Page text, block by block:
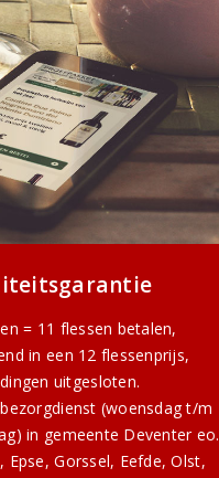
= 11 flessen betalen,
in een 12 flessenprijs,
uitgesloten.
(woensdag t/m
in gemeente Deventer eo.
Epse, Gorssel, Eefde, Olst,